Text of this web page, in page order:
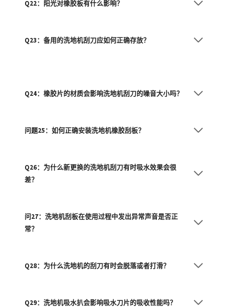
Q22：阳光对橡胶板有什么影响？
Q23：备用的洗地机刮刀应如何正确存放？
Q24：橡胶片的材质会影响洗地机刮刀的噪音大小吗？
问题25：如何正确安装洗地机橡胶刮板？
Q26：为什么新更换的洗地机刮刀有时吸水效果会很
差？
问27：洗地机刮板在使用过程中发出异常声音是否正
常？
Q28：为什么洗地机的刮刀有时会脱落或者打滑？
Q29：洗地机吸水扒会影响吸水刀片的吸收性能吗？